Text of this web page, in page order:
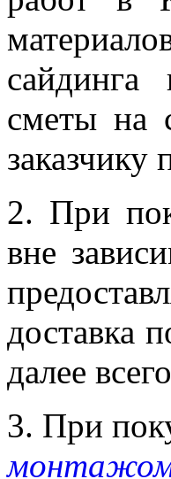
сметы на
заказчику
2. При
вне
доставка
далее
3. При